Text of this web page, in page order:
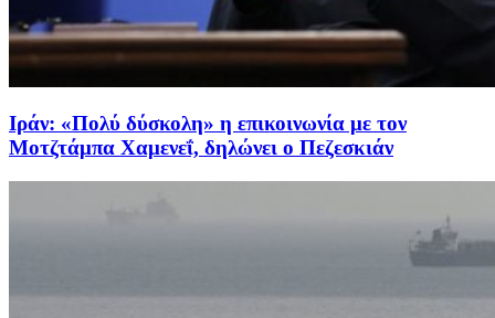
Ιράν: «Πολύ δύσκολη» η επικοινωνία με τον
Μοτζτάμπα Χαμενεΐ, δηλώνει ο Πεζεσκιάν